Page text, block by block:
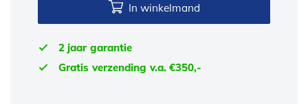
In winkelmand
2 jaar garantie
Gratis verzending v.a. €350,-